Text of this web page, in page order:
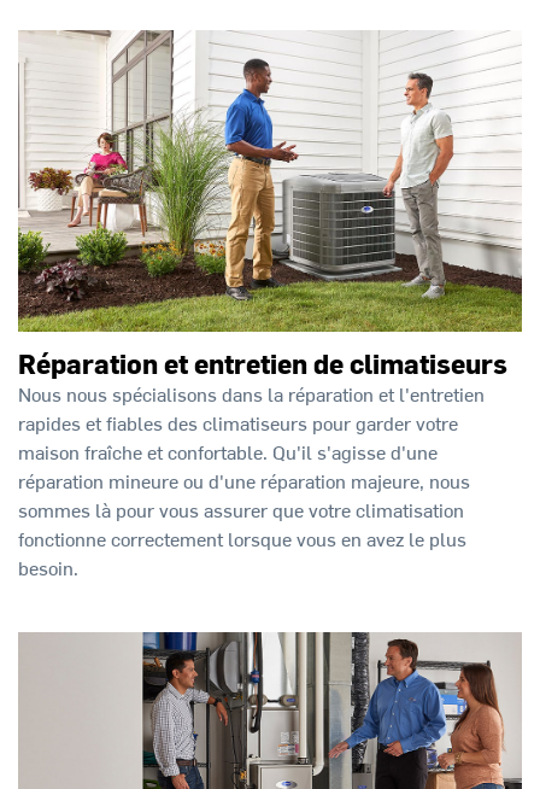
Réparation et entretien de climatiseurs
Nous nous spécialisons dans la réparation et l'entretien
rapides et fiables des climatiseurs pour garder votre
maison fraîche et confortable. Qu'il s'agisse d'une
réparation mineure ou d'une réparation majeure, nous
sommes là pour vous assurer que votre climatisation
fonctionne correctement lorsque vous en avez le plus
besoin.